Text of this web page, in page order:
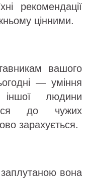
рекомендації
цінними.
вашого
— уміння
людини
до чужих
зарахується.
заплутаною вона